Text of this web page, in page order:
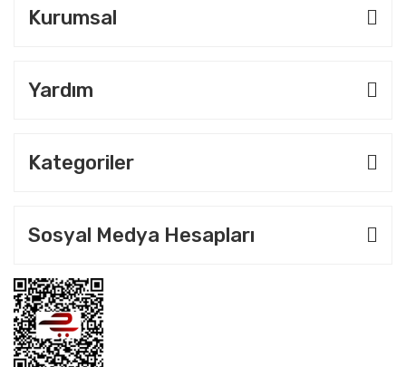
Kurumsal
Yardım
Kategoriler
Sosyal Medya Hesapları